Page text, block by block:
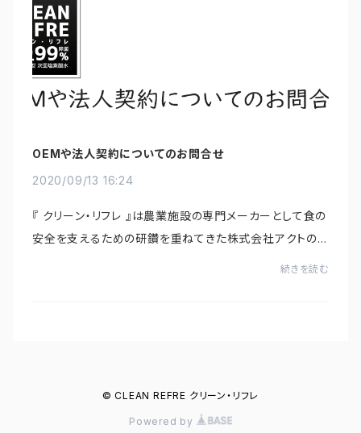
OEMや法人契約についてのお問合せ
2020/09/13 16:24
『 クリーン・リフレ 』は農業施設の専門メーカーとして食の
安全を支えるための研鑽を重ねてきた株式会社アクトの
続きを読む
© CLEAN REFRE クリーン・リフレ
Powered by